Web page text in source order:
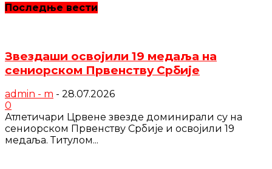
Последње вести
Звездаши освојили 19 медаља на
сениорском Првенству Србије
admin - m - 28.07.2026
0
Атлетичари Црвене звезде доминирали су на
сениорском Првенству Србије и освојили 19
медаља. Титулом...